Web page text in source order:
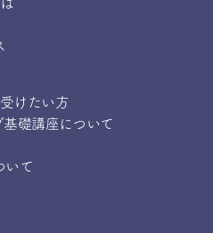
けたい方
基礎講座について
いて